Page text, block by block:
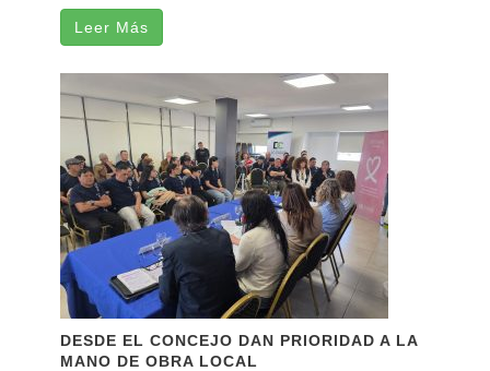
Leer Más
DESDE EL CONCEJO DAN PRIORIDAD A LA
MANO DE OBRA LOCAL